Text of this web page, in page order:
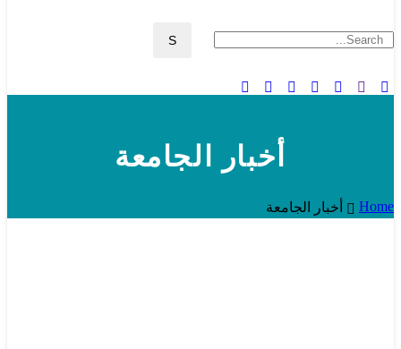
أخبار الجامعة
Home أخبار الجامعة